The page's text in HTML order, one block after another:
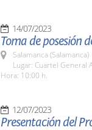
14/07/2023
Toma de posesión
Salamanca (Salamanca)
Lugar: Cuartel General
Hora: 10:00 h.
12/07/2023
Presentación del